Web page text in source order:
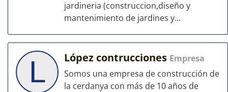
jardineria (construccion,diseño y
mantenimiento de jardines y...
L López contrucciones Empresa
Somos una empresa de construcción de
la cerdanya con más de 10 años de